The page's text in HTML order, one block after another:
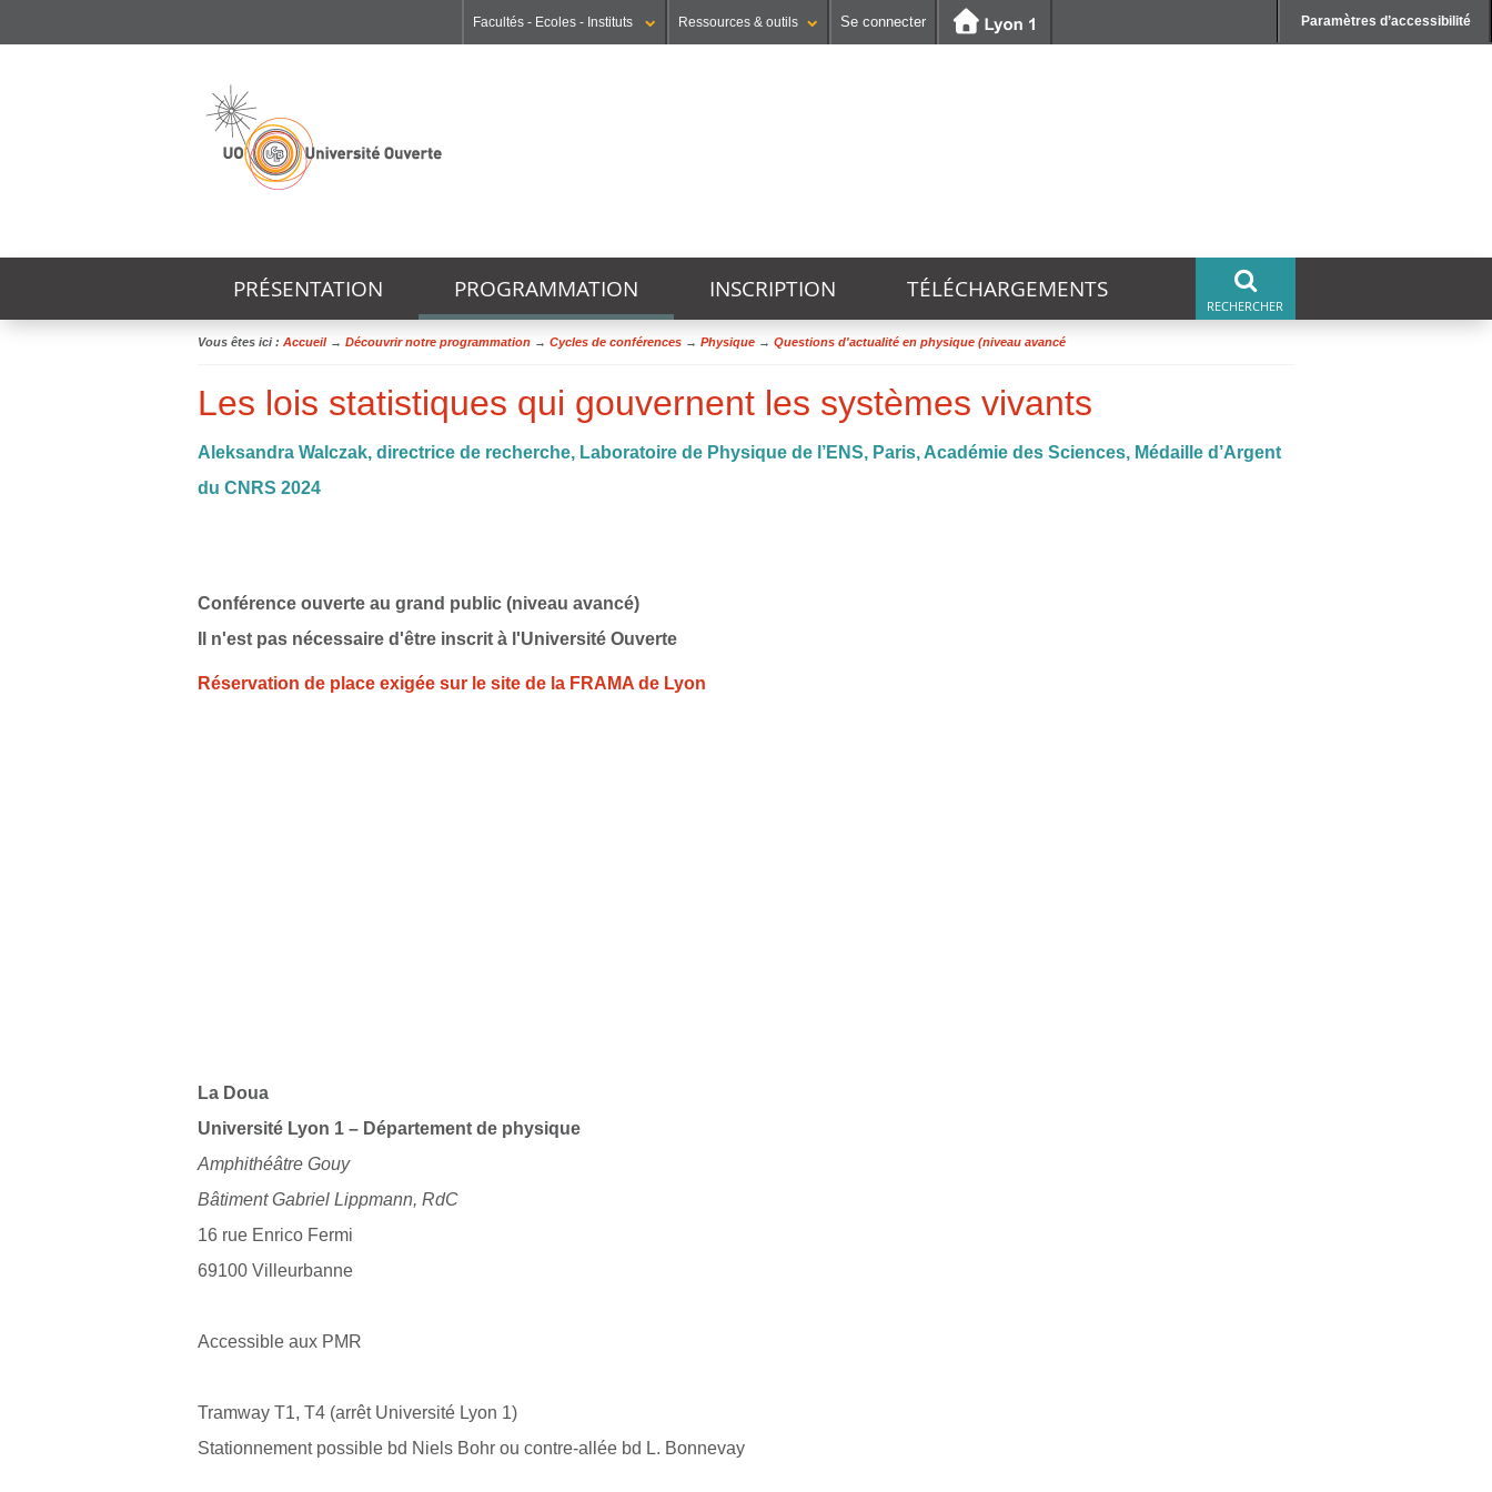
Paramètres d’accessibilité
Facultés - Ecoles - Instituts Ressources & outils Se connecter
PRÉSENTATION PROGRAMMATION INSCRIPTION TÉLÉCHARGEMENTS
Vous êtes ici : Accueil→ Découvrir notre programmation→ Cycles de conférences→ Physique→ Questions d'actualité en physique (niveau avancé
Les lois statistiques qui gouvernent les systèmes vivants
Aleksandra Walczak, directrice de recherche, Laboratoire de Physique de l’ENS, Paris, Académie des Sciences, Médaille d’Argent
du CNRS 2024
Conférence ouverte au grand public (niveau avancé)
Il n'est pas nécessaire d'être inscrit à l'Université Ouverte
Réservation de place exigée sur le site de la FRAMA de Lyon
La Doua
Université Lyon 1 – Département de physique
Amphithéâtre Gouy
Bâtiment Gabriel Lippmann, RdC
16 rue Enrico Fermi
69100 Villeurbanne
Accessible aux PMR
Tramway T1, T4 (arrêt Université Lyon 1)
Stationnement possible bd Niels Bohr ou contre-allée bd L. Bonnevay